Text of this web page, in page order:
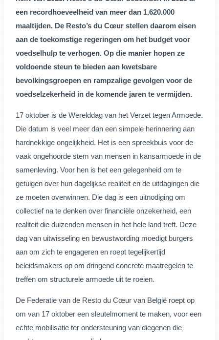
een recordhoeveelheid van meer dan 1.620.000
maaltijden. De Resto’s du Cœur stellen daarom eisen
aan de toekomstige regeringen om het budget voor
voedselhulp te verhogen. Op die manier hopen ze
voldoende steun te bieden aan kwetsbare
bevolkingsgroepen en rampzalige gevolgen voor de
voedselzekerheid in de komende jaren te vermijden.
17 oktober is de Werelddag van het Verzet tegen Armoede.
Die datum is veel meer dan een simpele herinnering aan
hardnekkige ongelijkheid. Het is een spreekbuis voor de
vaak ongehoorde stem van mensen in kansarmoede in de
samenleving. Voor hen is het een gelegenheid om te
getuigen over hun dagelijkse realiteit en de uitdagingen die
ze moeten overwinnen. Die dag is een uitnodiging om
collectief na te denken over financiële onzekerheid, een
realiteit die duizenden mensen in het hele land treft. Deze
dag van uitwisseling en bewustwording moedigt burgers
aan om zich te engageren en roept tegelijkertijd
beleidsmakers op om dringend concrete maatregelen te
treffen om structurele armoede uit te roeien.
De Federatie van de Resto du Cœur van België roept op
om van 17 oktober een sleutelmoment te maken, voor een
echte mobilisatie ter ondersteuning van diegenen die